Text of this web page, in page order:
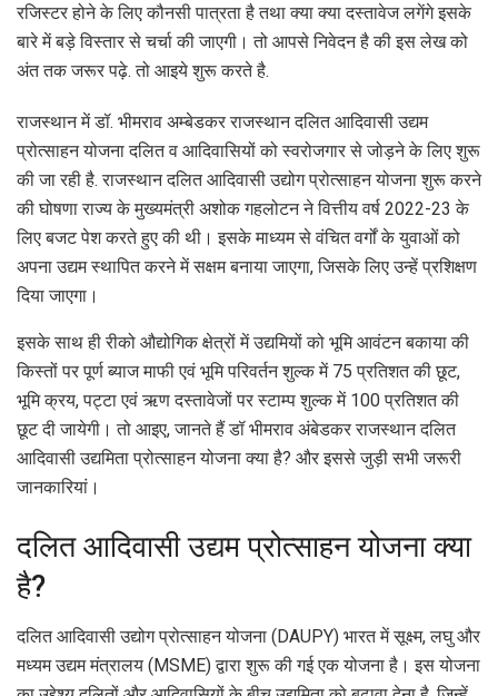
रजिस्टर होने के लिए कौनसी पात्रता है तथा क्या क्या दस्तावेज लगेंगे इसके
बारे में बड़े विस्तार से चर्चा की जाएगी। तो आपसे निवेदन है की इस लेख को
अंत तक जरूर पढ़े. तो आइये शुरू करते है.
राजस्थान में डॉ. भीमराव अम्बेडकर राजस्थान दलित आदिवासी उद्यम
प्रोत्साहन योजना दलित व आदिवासियों को स्वरोजगार से जोड़ने के लिए शुरू
की जा रही है. राजस्थान दलित आदिवासी उद्योग प्रोत्साहन योजना शुरू करने
की घोषणा राज्य के मुख्यमंत्री अशोक गहलोटन ने वित्तीय वर्ष 2022-23 के
लिए बजट पेश करते हुए की थी। इसके माध्यम से वंचित वर्गों के युवाओं को
अपना उद्यम स्थापित करने में सक्षम बनाया जाएगा, जिसके लिए उन्हें प्रशिक्षण
दिया जाएगा।
इसके साथ ही रीको औद्योगिक क्षेत्रों में उद्यमियों को भूमि आवंटन बकाया की
किस्तों पर पूर्ण ब्याज माफी एवं भूमि परिवर्तन शुल्क में 75 प्रतिशत की छूट,
भूमि क्रय, पट्टा एवं ऋण दस्तावेजों पर स्टाम्प शुल्क में 100 प्रतिशत की
छूट दी जायेगी। तो आइए, जानते हैं डॉ भीमराव अंबेडकर राजस्थान दलित
आदिवासी उद्यमिता प्रोत्साहन योजना क्या है? और इससे जुड़ी सभी जरूरी
जानकारियां।
दलित आदिवासी उद्यम प्रोत्साहन योजना क्या
है?
दलित आदिवासी उद्योग प्रोत्साहन योजना (DAUPY) भारत में सूक्ष्म, लघु और
मध्यम उद्यम मंत्रालय (MSME) द्वारा शुरू की गई एक योजना है। इस योजना